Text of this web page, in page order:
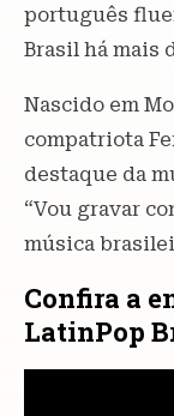
português
Brasil há mais
Nascido em
compatriota
destaque da
“Vou gravar
música
Confira a
LatinPop